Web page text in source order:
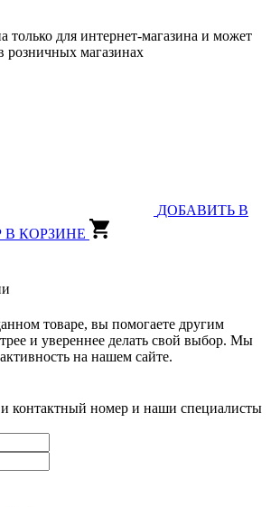
только для интернет-магазина и может
розничных магазинах
ДОБАВИТЬ В
В КОРЗИНЕ
товаре, вы помогаете другим
и увереннее делать свой выбор. Мы
на нашем сайте.
контактный номер и наши специалисты